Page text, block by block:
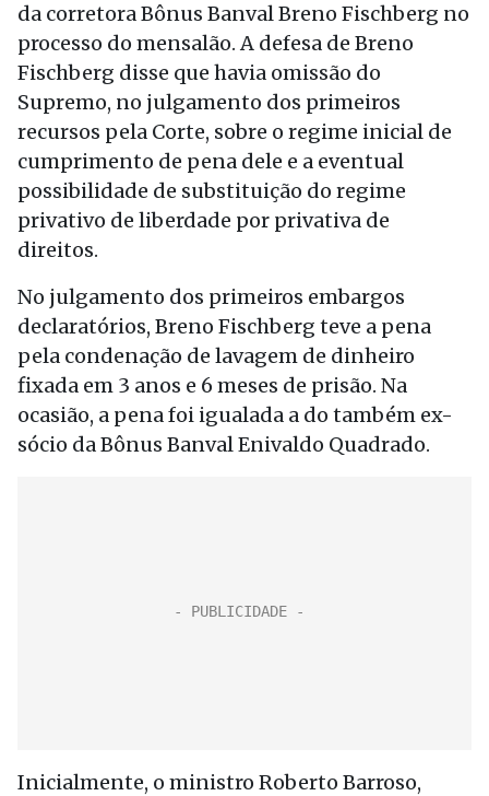
da corretora Bônus Banval Breno Fischberg no
processo do mensalão. A defesa de Breno
Fischberg disse que havia omissão do
Supremo, no julgamento dos primeiros
recursos pela Corte, sobre o regime inicial de
cumprimento de pena dele e a eventual
possibilidade de substituição do regime
privativo de liberdade por privativa de
direitos.
No julgamento dos primeiros embargos
declaratórios, Breno Fischberg teve a pena
pela condenação de lavagem de dinheiro
fixada em 3 anos e 6 meses de prisão. Na
ocasião, a pena foi igualada a do também ex-
sócio da Bônus Banval Enivaldo Quadrado.
Inicialmente, o ministro Roberto Barroso,